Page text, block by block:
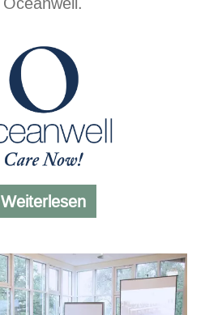
WeiterlesenKosmetikprodukte
von